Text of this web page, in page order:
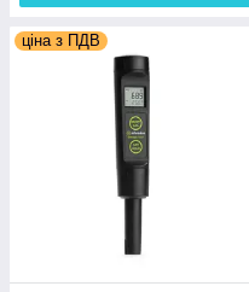
ціна з ПДВ